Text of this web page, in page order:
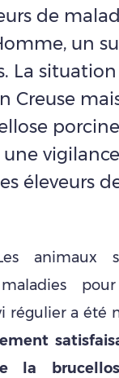
de
un
La
Creuse
une
éleveurs
animaux
régulier a été
la